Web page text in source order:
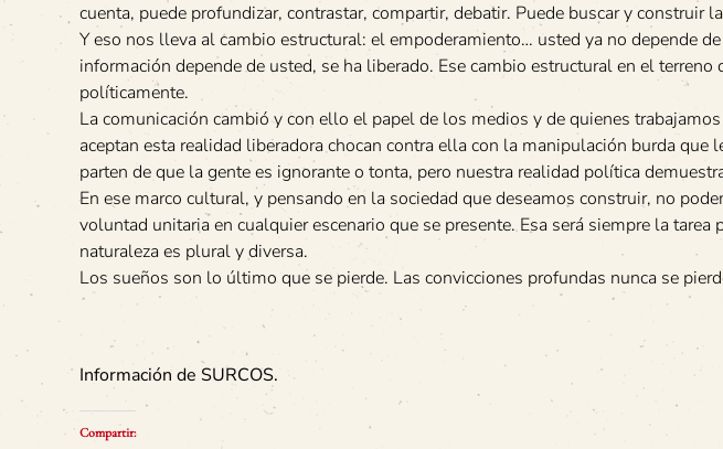
cuenta, puede profundizar, contrastar, compartir, debatir. Puede buscar y construir
Y eso nos lleva al cambio estructural: el empoderamiento… usted ya no depende
información depende de usted, se ha liberado. Ese cambio estructural en el
políticamente.
La comunicación cambió y con ello el papel de los medios y de quienes
aceptan esta realidad liberadora chocan contra ella con la manipulación burda que
parten de que la gente es ignorante o tonta, pero nuestra realidad política
En ese marco cultural, y pensando en la sociedad que deseamos construir, no
voluntad unitaria en cualquier escenario que se presente. Esa será siempre la
naturaleza es plural y diversa.
Los sueños son lo último que se pierde. Las convicciones profundas nunca se
Información de SURCOS.
Compartir: